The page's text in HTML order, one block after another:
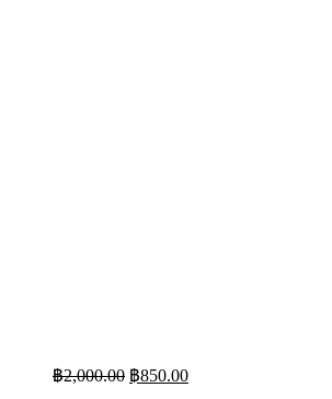
฿2,000.00 ฿850.00